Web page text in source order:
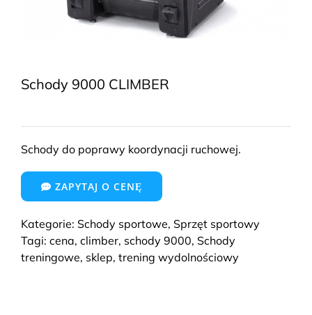
Schody 9000 CLIMBER
Schody do poprawy koordynacji ruchowej.
ZAPYTAJ O CENĘ
Kategorie: Schody sportowe, Sprzęt sportowy
Tagi: cena, climber, schody 9000, Schody
treningowe, sklep, trening wydolnościowy